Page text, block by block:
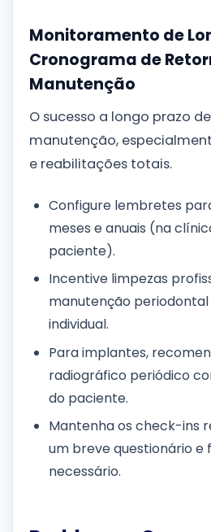
Monitoramento de
Cronograma de
Manutenção
O sucesso a longo prazo
manutenção,
e reabilitações totais.
Configure lembretes
meses e anuais (na
paciente).
Incentive limpezas
manutenção
individual.
Para implantes,
radiográfico periódico
do paciente.
Mantenha os check-ins
um breve questionário e
necessário.